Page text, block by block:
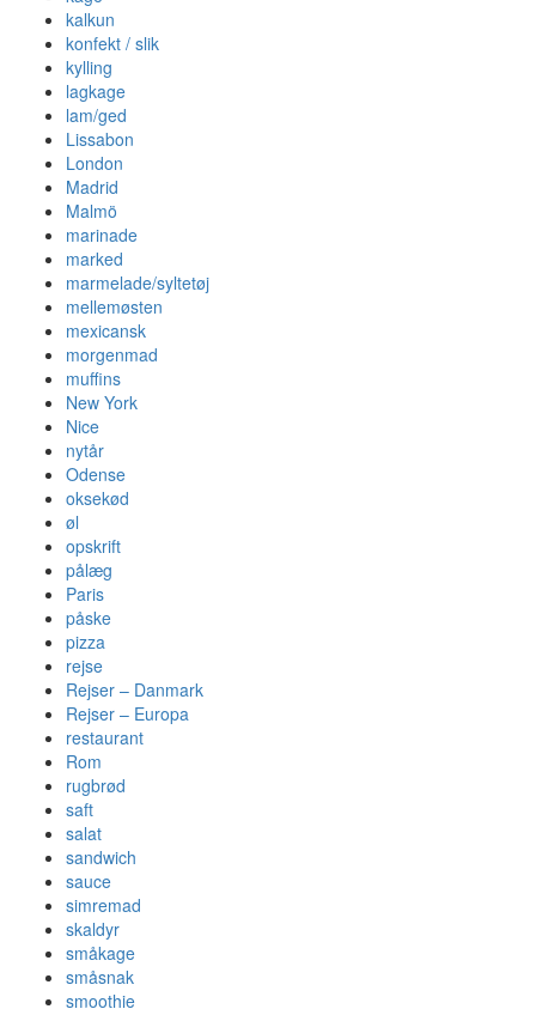
kalkun
konfekt / slik
kylling
lagkage
lam/ged
Lissabon
London
Madrid
Malmö
marinade
marked
marmelade/syltetøj
mellemøsten
mexicansk
morgenmad
muffins
New York
Nice
nytår
Odense
oksekød
øl
opskrift
pålæg
Paris
påske
pizza
rejse
Rejser – Danmark
Rejser – Europa
restaurant
Rom
rugbrød
saft
salat
sandwich
sauce
simremad
skaldyr
småkage
småsnak
smoothie